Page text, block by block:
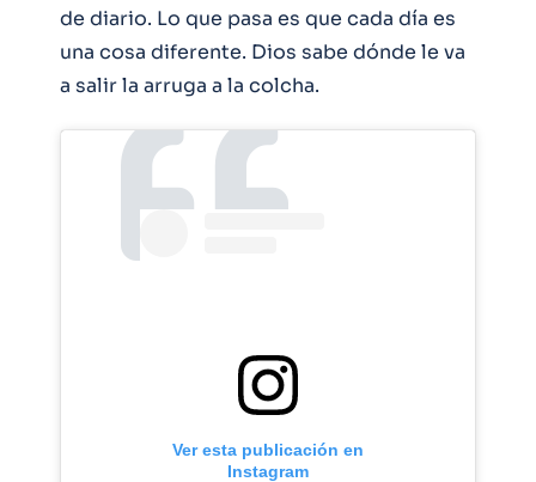
de diario. Lo que pasa es que cada día es
una cosa diferente. Dios sabe dónde le va
a salir la arruga a la colcha.
Ver esta publicación en
Instagram